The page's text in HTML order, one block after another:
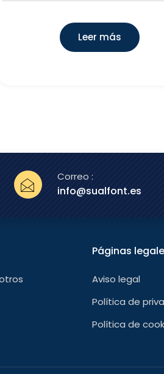
Leer más
Correo :
info@sualfont.es
Páginas
Aviso legal
Política de
Política de